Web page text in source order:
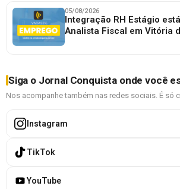
05/08/2026
Integração RH Estágio
Analista Fiscal em Vitória
Siga o Jornal Conquista onde você
Nos acompanhe também nas redes sociais. É só
Instagram
TikTok
YouTube